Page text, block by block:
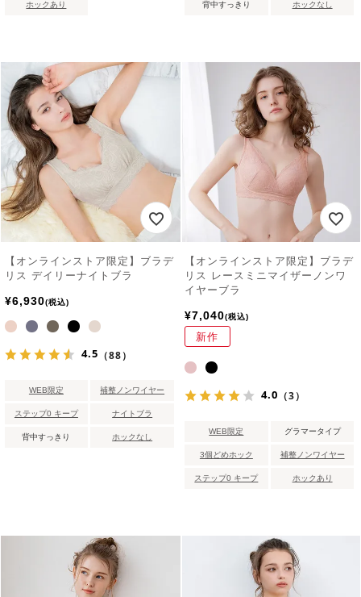
ホックあり 背中すっきり ホックなし
【オンラインストア限定】ブラデ
リス デイリーナイトブラ
¥6,930 税込
4.5 （88）
WEB限定 補整ノンワイヤー
ステップ0 キープ ナイトブラ
背中すっきり ホックなし
【オンラインストア限定】ブラデ
リス レースミニマイザーノンワ
イヤーブラ
¥7,040 税込
新作
4.0 （3）
WEB限定 グラマータイプ
3個どめホック 補整ノンワイヤー
ステップ0 キープ ホックあり